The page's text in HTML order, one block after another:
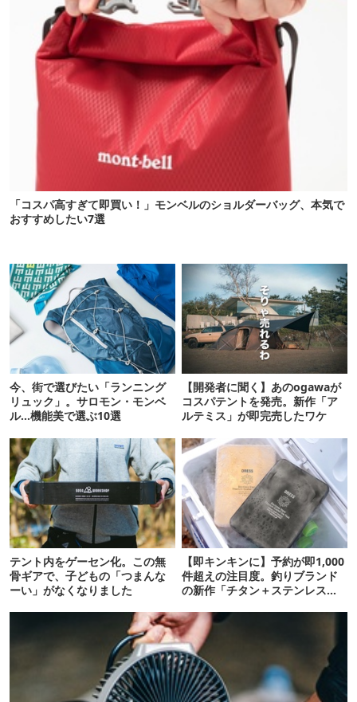
「コスパ高すぎて即買い！」モンベルのショルダーバッグ、本気で
おすすめしたい7選
今、街で選びたい「ランニング
リュック」。サロモン・モンベ
ル…機能美で選ぶ10選
【開発者に聞く】あのogawaが
コスパテントを発売。新作「ア
ルテミス」が即完売したワケ
テント内をゲーセン化。この無
骨ギアで、子どもの「つまんな
ーい」がなくなりました
【即キンキンに】予約が即1,000
件超えの注目度。釣りブランド
の新作「チタン＋ステンレスの